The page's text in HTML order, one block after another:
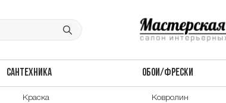
САНТЕХНИКА ОБОИ/ФРЕСКИ
Краска Ковролин